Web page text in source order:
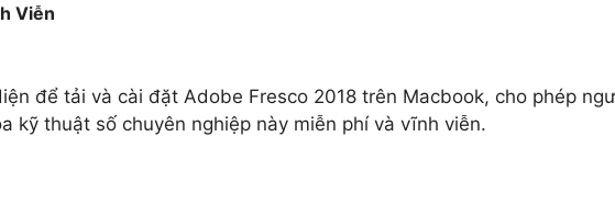
Viễn
để tải và cài đặt Adobe Fresco 2018 trên Macbook, cho phép
kỹ thuật số chuyên nghiệp này miễn phí và vĩnh viễn.